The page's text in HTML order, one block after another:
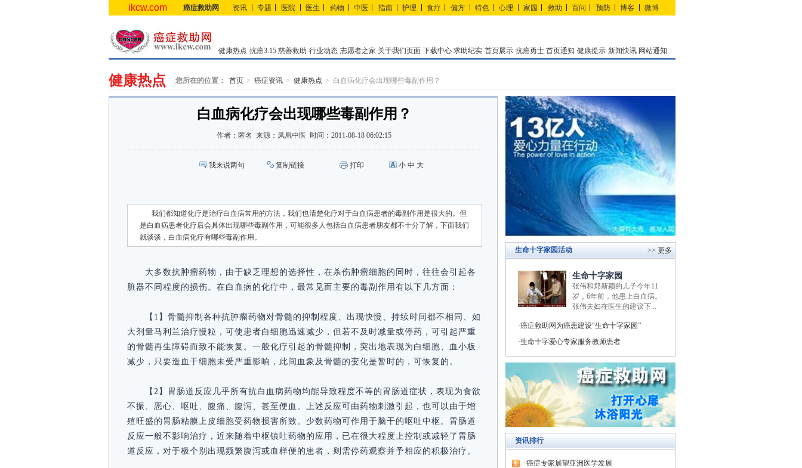
ikcw.com 癌症救助网 资讯 专题 医院 医生 药物 中医 指南 护理 食疗 偏方 特色 心理 家园 救助 百问 预防 博客 微博
健康热点 抗癌3.15 慈善救助 行业动态 志愿者之家 关于我们页面 下载中心 求助纪实 首页展示 抗癌勇士 首页通知 健康提示 新闻快讯 网站通知
健康热点 您所在的位置： 首页 癌症资讯 健康热点 白血病化疗会出现哪些毒副作用？
白血病化疗会出现哪些毒副作用？
作者： 匿名 来源： 凤凰中医 时间： 2011-08-18 06:02:15
我来说两句 复制链接 打印 小 中 大
我们都知道化疗是治疗白血病常用的方法，我们也清楚化疗对于白血病患者的毒副作用是很大的。但
是白血病患者化疗后会具体出现哪些毒副作用，可能很多人包括白血病患者朋友都不十分了解，下面我们
就谈谈，白血病化疗有哪些毒副作用。
大多数抗肿瘤药物，由于缺乏理想的选择性，在杀伤肿瘤细胞的同时，往往会引起各
脏器不同程度的损伤。在白血病的化疔中，最常见而主要的毒副作用有以下几方面：
【1】骨髓抑制各种抗肿瘤药物对骨髓的抑制程度、出现快慢、持续时间都不相同、如
大剂量马利兰治疗慢粒，可使患者白细胞迅速减少，但若不及时减量或停药，可引起严重
的骨髓再生障碍而致不能恢复。一般化疗引起的骨髓抑制，突出地表现为白细胞、血小板
减少，只要造血干细胞未受严重影响，此间血象及骨髓的变化是暂时的，可恢复的。
【2】胃肠道反应几乎所有抗白血病药物均能导致程度不等的胃肠道症状，表现为食欲
不振、恶心、呕吐、腹痛、腹泻、甚至便血。上述反应可由药物刺激引起，也可以由于增
殖旺盛的胃肠粘膜上皮细胞受药物损害所致。少数药物可作用于脑干的呕吐中枢。胃肠道
反应一般不影响治疗，近来随着中枢镇吐药物的应用，已在很大程度上控制或减轻了胃肠
道反应，对于极个别出现频繁腹泻或血样便的患者，则需停药观察并予相应的积极治疗。
生命十字家园活动 >> 更多
生命十字家园
张伟和郑新颖的儿子今年11
岁，6年前，他患上白血病。
张伟夫妇在医生的建议下...
癌症救助网为癌患建设“生命十字家园”
生命十字爱心专家服务教师患者
资讯排行
癌症专家展望亚洲医学发展